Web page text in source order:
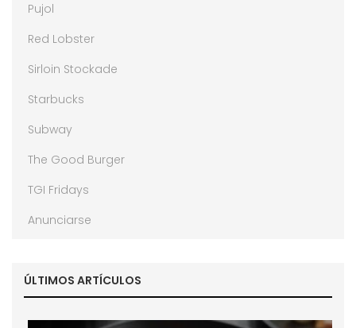
Pujol
Red Lobster
Sirloin Stockade
Starbucks
Subway
The Good Burger
TGI Fridays
Anunciarse
ÚLTIMOS ARTÍCULOS